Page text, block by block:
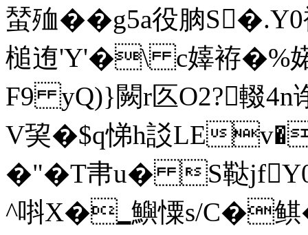
蝅殈��g5a役朒S�.Y0
槌迶'Y'�\ c嫴袸�%
F9 yQ)}闕r匛O2?輟
V巭�$q悌h訤LEv�
�"�T帇u� S鞑jfY0
^唞X�▁鱮憟s/C�鲯�